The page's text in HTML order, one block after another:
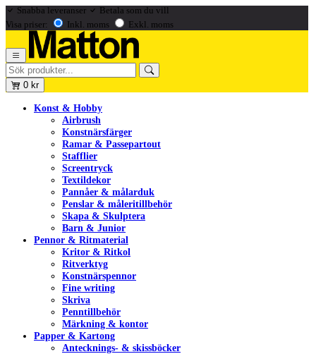
Snabba leveranser
Betala som du vill
Visa priser:
Inkl. moms Exkl. moms
0 kr
Konst & Hobby
Airbrush
Konstnärsfärger
Ramar & Passepartout
Stafflier
Screentryck
Textildekor
Pannåer & målarduk
Penslar & måleritillbehör
Skapa & Skulptera
Barn & Junior
Pennor & Ritmaterial
Kritor & Ritkol
Ritverktyg
Konstnärspennor
Fine writing
Skriva
Penntillbehör
Märkning & kontor
Papper & Kartong
Antecknings- & skissböcker